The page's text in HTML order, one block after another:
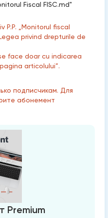
Fiscal FISC.md"
P.P. „Monitorul fiscal
privind drepturile de
face doar cu indicarea
pagina articolului”.
подписчикам. Для
абонемент
Premium